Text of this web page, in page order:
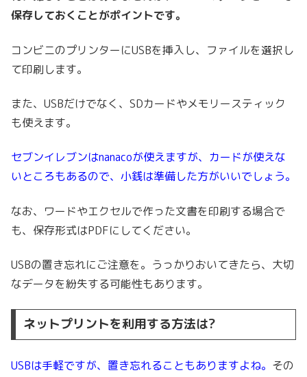
保存しておくことがポイントです。
コンビニのプリンターにUSBを挿入し、ファイルを選択し
て印刷します。
また、USBだけでなく、SDカードやメモリースティック
も使えます。
セブンイレブンはnanacoが使えますが、カードが使えな
いところもあるので、小銭は準備した方がいいでしょう。
なお、ワードやエクセルで作った文書を印刷する場合で
も、保存形式はPDFにしてください。
USBの置き忘れにご注意を。うっかりおいてきたら、大切
なデータを紛失する可能性もあります。
ネットプリントを利用する方法は?
USBは手軽ですが、置き忘れることもありますよね。 その